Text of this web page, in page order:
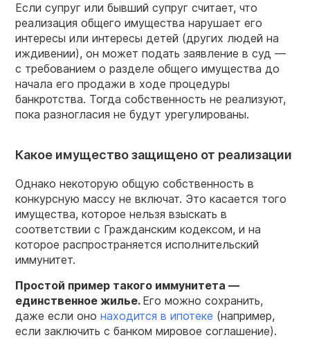
Если супруг или бывший супруг считает, что
реализация общего имущества нарушает его
интересы или интересы детей (других людей на
иждивении), он может подать заявление в суд —
с требованием о разделе общего имущества до
начала его продажи в ходе процедуры
банкротства. Тогда собственность не реализуют,
пока разногласия не будут урегулированы.
Какое имущество защищено от реализации
Однако некоторую общую собственность в
конкурсную массу не включат. Это касается того
имущества, которое нельзя взыскать в
соответствии с Гражданским кодексом, и на
которое распространяется исполнительский
иммунитет.
Простой пример такого иммунитета —
единственное жилье. Его можно сохранить,
даже если оно находится в ипотеке (например,
если заключить с банком мировое соглашение).